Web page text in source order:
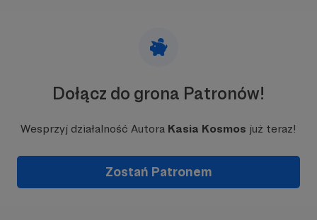
Dołącz do grona Patronów!
Wesprzyj działalność Autora Kasia Kosmos już teraz!
Zostań Patronem